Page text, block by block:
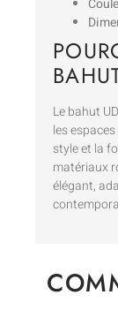
Le bahut
les
style et la
matériaux
élégant,